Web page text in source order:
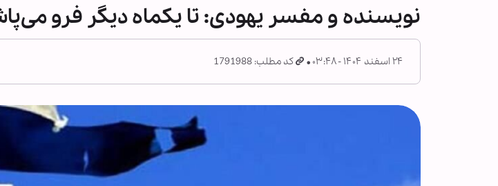
نویسنده و مفسر یهودی: تا یکماه دیگر فرو
۲۴ اسفند ۱۴۰۴ - ۰۳:۴۸ کد مطلب: 1791988